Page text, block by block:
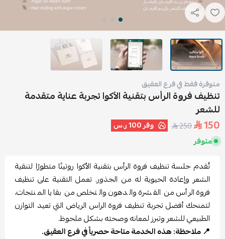
متوفرة فقط في فرع العقيق
تنظيف فروة الرأس بتقنية الأكوا تجربة عناية متقدمة
للشعر
150
250 وفر100 ر.س
متوفر
تُقدم جلسة تنظيف فروة الرأس بتقنية الأكوا روتينًا متطورًا لتنقية
الشعر وإعادة الحيوية له من الجذور. تعمل التقنية على تنظيف
فروة الرأس من القشرة والدهون والتخلص من بقايا المنتجات،
لتمنحك أفضل تجربة تنظيف فروة الراس الرياض التي تعيد التوازن
الطبيعي للشعر وتبرز لمعانه وصحته بشكل ملحوظ.
📍 ملاحظة: هذه الخدمة متاحة حصرياً في فرع العقيق.